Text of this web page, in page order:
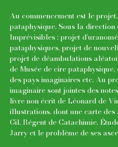
Au commencement est le
pataphysique. Sous la direction
Imprévisibles : projet
pataphysiques, projet de
projet de déambulations
de Musée de cire
des pays imaginaires etc. Au
imaginaire sont jointes des
livre non écrit de Léonard de
illustrations, dont une carte
Gil, Régent de Catachimie.
Jarry et le problème de ses